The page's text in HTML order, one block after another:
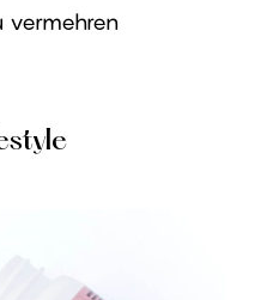
vermehren